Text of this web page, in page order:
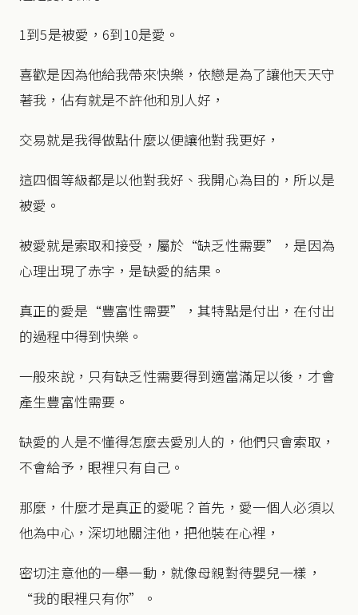
1到5是被愛，6到10是愛。
喜歡是因為他給我帶來快樂，依戀是為了讓他天天守
著我，佔有就是不許他和別人好，
交易就是我得做點什麼以便讓他對我更好，
這四個等級都是以他對我好、我開心為目的，所以是
被愛。
被愛就是索取和接受，屬於“缺乏性需要”，是因為
心理出現了赤字，是缺愛的結果。
真正的愛是“豐富性需要”，其特點是付出，在付出
的過程中得到快樂。
一般來說，只有缺乏性需要得到適當滿足以後，才會
產生豐富性需要。
缺愛的人是不懂得怎麼去愛別人的，他們只會索取，
不會給予，眼裡只有自己。
那麼，什麼才是真正的愛呢？首先，愛一個人必須以
他為中心，深切地關注他，把他裝在心裡，
密切注意他的一舉一動，就像母親對待嬰兒一樣，
“我的眼裡只有你”。